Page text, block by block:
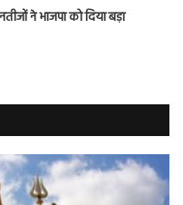
ने भाजपा को दिया बड़ा